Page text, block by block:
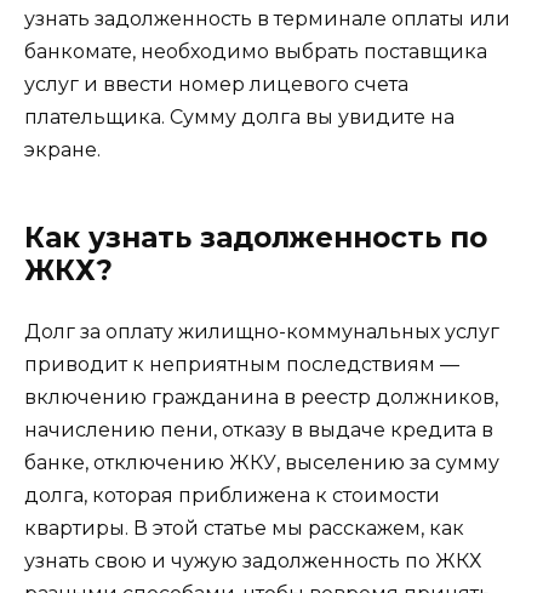
узнать задолженность в терминале оплаты или
банкомате, необходимо выбрать поставщика
услуг и ввести номер лицевого счета
плательщика. Сумму долга вы увидите на
экране.
Как узнать задолженность по
ЖКХ?
Долг за оплату жилищно-коммунальных услуг
приводит к неприятным последствиям —
включению гражданина в реестр должников,
начислению пени, отказу в выдаче кредита в
банке, отключению ЖКУ, выселению за сумму
долга, которая приближена к стоимости
квартиры. В этой статье мы расскажем, как
узнать свою и чужую задолженность по ЖКХ